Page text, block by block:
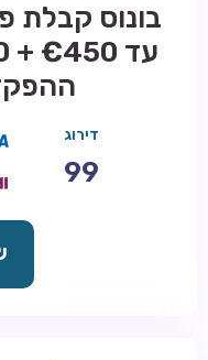
טיפים
דירוג
99